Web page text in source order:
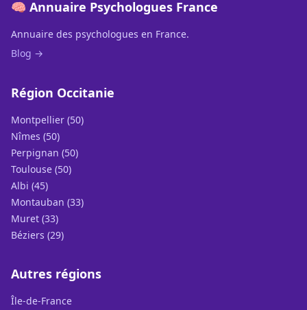
🧠 Annuaire Psychologues France
Annuaire des psychologues en France.
Blog →
Région Occitanie
Montpellier (50)
Nîmes (50)
Perpignan (50)
Toulouse (50)
Albi (45)
Montauban (33)
Muret (33)
Béziers (29)
Autres régions
Île-de-France